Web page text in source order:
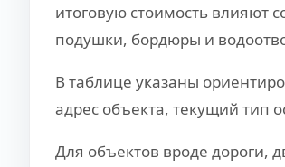
итоговую стоимость влияют
подушки, бордюры и
В таблице указаны
адрес объекта, текущий тип
Для объектов вроде дороги,